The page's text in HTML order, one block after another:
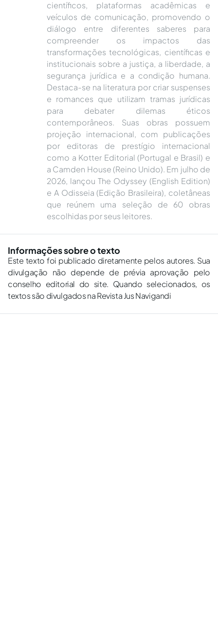
científicos, plataformas acadêmicas e
veículos de comunicação, promovendo o
diálogo entre diferentes saberes para
compreender os impactos das
transformações tecnológicas, científicas e
institucionais sobre a justiça, a liberdade, a
segurança jurídica e a condição humana.
Destaca-se na literatura por criar suspenses
e romances que utilizam tramas jurídicas
para debater dilemas éticos
contemporâneos. Suas obras possuem
projeção internacional, com publicações
por editoras de prestígio internacional
como a Kotter Editorial (Portugal e Brasil) e
a Camden House (Reino Unido). Em julho de
2026, lançou The Odyssey (English Edition)
e A Odisseia (Edição Brasileira), coletâneas
que reúnem uma seleção de 60 obras
escolhidas por seus leitores.
Informações sobre o texto
Este texto foi publicado diretamente pelos autores. Sua
divulgação não depende de prévia aprovação pelo
conselho editorial do site. Quando selecionados, os
textos são divulgados na Revista Jus Navigandi